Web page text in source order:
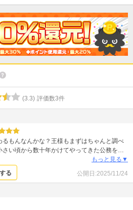
(3.3) 評価数3件
もんなんかな？王様もまずはちゃんと調べ
い頃から数十年かけてやってきた公務をす
と思ってんのがおかしい。1ヶ月後の結婚は当
子妃教育に耐えられるか、教養、礼儀全て
て、婚約破棄の話を進めても遅くはない。
に神託が変わって皇太子に婚約破棄を言い渡
発言をしてる皇太子にイラっと(怒)。婚約破
もっと見る▼
る 公開日:2025/11/24